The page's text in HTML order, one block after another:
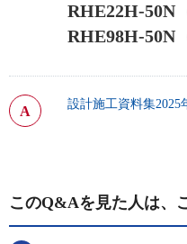
RHE22H-50N
RHE98H-50N
設計施工資料集2025
このQ&Aを見た人は、